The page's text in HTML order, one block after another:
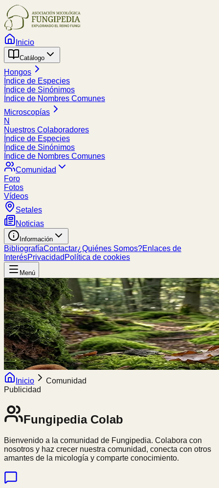
Inicio
Catálogo
Hongos
Índice de Especies
Índice de Sinónimos
Índice de Nombres Comunes
Microscopías
N
Nuestros Colaboradores
Índice de Especies
Índice de Sinónimos
Índice de Nombres Comunes
Comunidad
Foro
Fotos
Vídeos
Setales
Noticias
Información
BibliografíaContactar¿Quiénes Somos?Enlaces de
InterésPrivacidad Política de cookies
Menú
Inicio
Comunidad
Publicidad
FungipediaColab
Bienvenido a la comunidad de Fungipedia. Colabora con
nosotros y haz crecer nuestra comunidad, conecta con otros
amantes de la micología y comparte conocimiento.